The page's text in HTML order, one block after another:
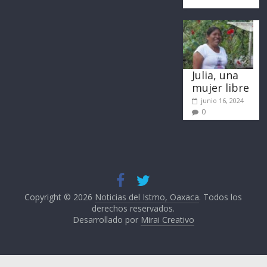
Julia, una
mujer libre
junio 16, 2024
0
Copyright © 2026 Noticias del Istmo, Oaxaca. Todos los
derechos reservados.
Desarrollado por Mirai Creativo